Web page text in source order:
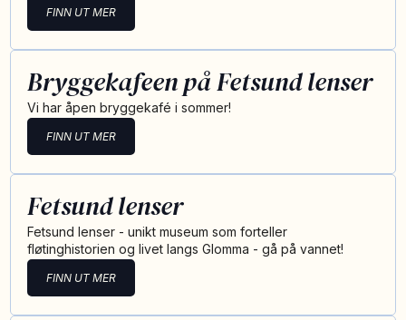
FINN UT MER
Bryggekafeen på Fetsund lenser
Vi har åpen bryggekafé i sommer!
FINN UT MER
Fetsund lenser
Fetsund lenser - unikt museum som forteller
fløtinghistorien og livet langs Glomma - gå på vannet!
FINN UT MER